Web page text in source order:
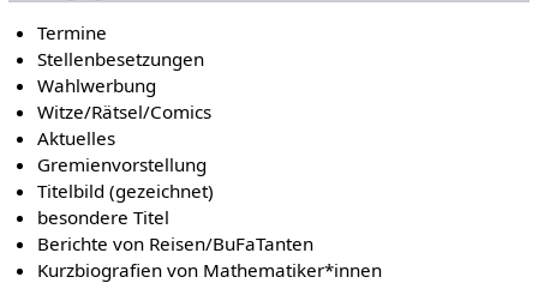
Termine
Stellenbesetzungen
Wahlwerbung
Witze/Rätsel/Comics
Aktuelles
Gremienvorstellung
Titelbild (gezeichnet)
besondere Titel
Berichte von Reisen/BuFaTanten
Kurzbiografien von Mathematiker*innen